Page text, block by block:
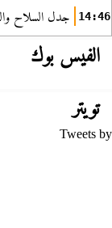
14:46 جدل السلاح
الفيس بوك
تويتر
Tweets by